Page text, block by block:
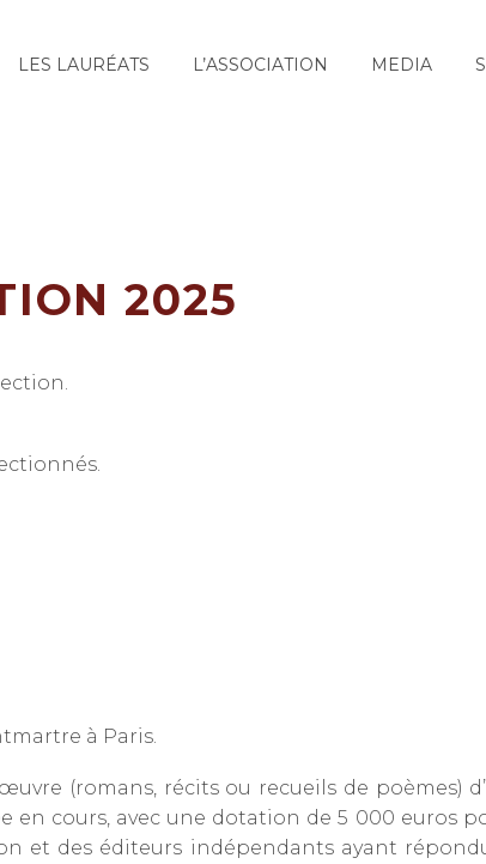
LES LAURÉATS L’ASSOCIATION MEDIA
2025
à Paris.
(romans, récits ou recueils de poèmes)
en cours, avec une dotation de 5 000 euros
et des éditeurs indépendants ayant